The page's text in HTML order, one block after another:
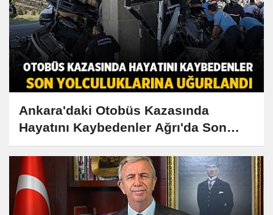
Ankara'daki Otobüs Kazasında
Hayatını Kaybedenler Ağrı'da Son
Yolculuklarına Uğurlandı